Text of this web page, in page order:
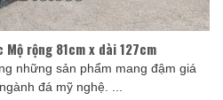
rộng 81cm x dài 127cm
những sản phẩm mang đậm giá
đá mỹ nghệ. ...